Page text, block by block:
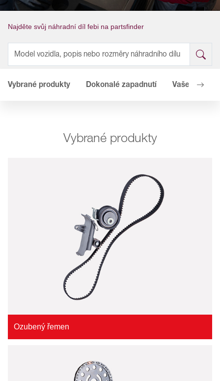
Najděte svůj náhradní díl febi na partsfinder
Vybrané produkty Dokonalé zapadnutí Vaše výhody
Vybrané produkty
Ozubený řemen